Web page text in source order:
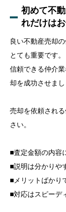
初めて不
れだけは
良い不動産売却
とても重要です。
信頼できる仲介
却を成功させまし
売却を依頼され
さい。
■査定金額の内容
■説明は分かりや
■メリットばかり
■対応はスピーデ